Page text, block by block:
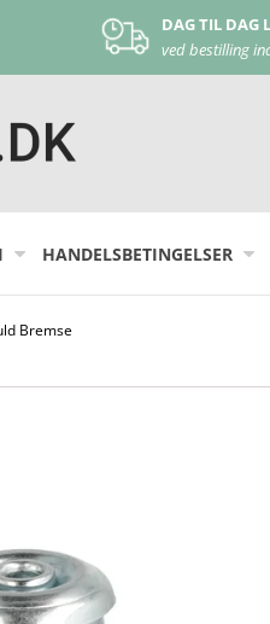
TIL DAG LEVERING
bestilling inden kl 13:00
HANDELSBETINGELSER
Bremse